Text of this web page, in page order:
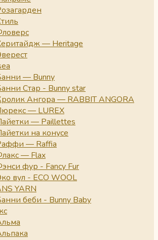
— Heritage
— Bunny
Стар - Bunny star
Ангора — RABBIT ANGORA
— LUREX
— Paillettes
на конусе
— Raffia
— Flax
фур - Fancy Fur
вул - ECO WOOL
YARN
беби - Bunny Baby